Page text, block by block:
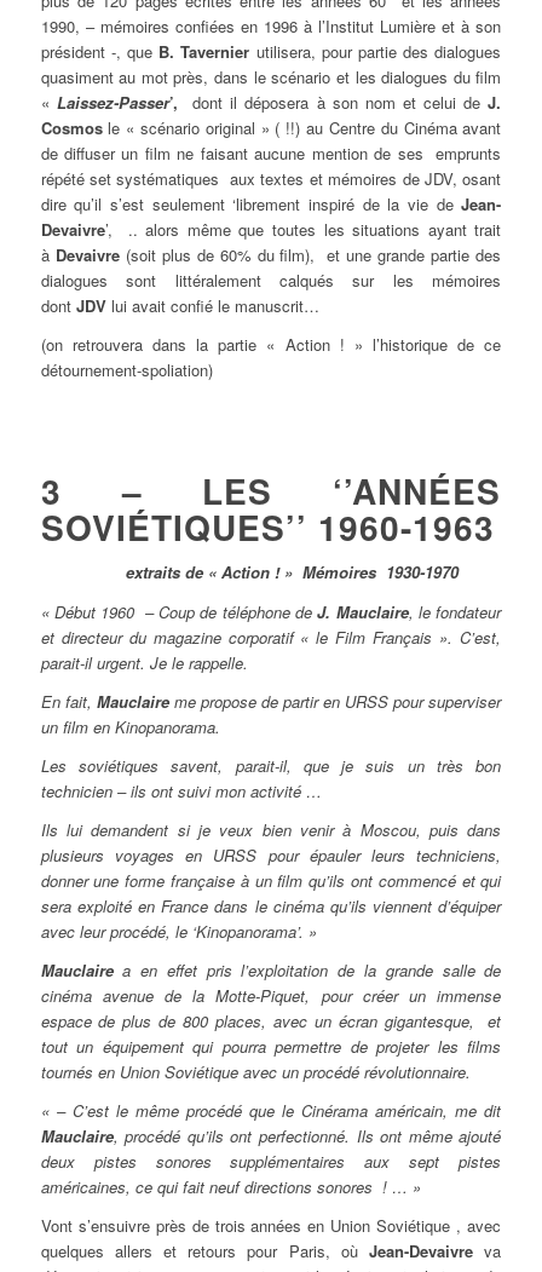
1990, – mémoires confiées en 1996 à l’Institut Lumière et à son
président -, que B. Tavernier utilisera, pour partie des dialogues
quasiment au mot près, dans le scénario et les dialogues du film
« Laissez-Passer’,dont il déposera à son nom et celui deJ.
Cosmosle « scénario original » ( !!) au Centre du Cinéma avant
de diffuser un film ne faisant aucune mention de ses emprunts
répété set systématiques aux textes et mémoires de JDV, osant
dire qu’il s’est seulement ‘librement inspiré de la vie deJean-
Devaivre’, .. alors même que toutes les situations ayant trait
à Devaivre(soit plus de 60% du film), et une grande partie des
dialogues sont littéralement calqués sur les mémoires
dontJDVlui avait confié le manuscrit…
(on retrouvera dans la partie « Action ! » l’historique de ce
détournement-spoliation)
3 – LES ‘’ANNÉES
SOVIÉTIQUES’’ 1960-1963
extraits de « Action ! » Mémoires 1930-1970
« Début 1960 – Coup de téléphone de J. Mauclaire, le fondateur
et directeur du magazine corporatif « le Film Français ». C’est,
parait-il urgent. Je le rappelle.
En fait, Mauclaireme propose de partir en URSS pour superviser
un film en Kinopanorama.
Les soviétiques savent, parait-il, que je suis un très bon
technicien – ils ont suivi mon activité …
Ils lui demandent si je veux bien venir à Moscou, puis dans
plusieurs voyages en URSS pour épauler leurs techniciens,
donner une forme française à un film qu’ils ont commencé et qui
sera exploité en France dans le cinéma qu’ils viennent d’équiper
avec leur procédé, le ‘Kinopanorama’. »
Mauclairea en effet pris l’exploitation de la grande salle de
cinéma avenue de la Motte-Piquet, pour créer un immense
espace de plus de 800 places, avec un écran gigantesque, et
tout un équipement qui pourra permettre de projeter les films
tournés en Union Soviétique avec un procédé révolutionnaire.
« – C’est le même procédé que le Cinérama américain, me dit
Mauclaire, procédé qu’ils ont perfectionné. Ils ont même ajouté
deux pistes sonores supplémentaires aux sept pistes
américaines, ce qui fait neuf directions sonores ! … »
Vont s’ensuivre près de trois années en Union Soviétique , avec
quelques allers et retours pour Paris, oùJean-Devaivre va